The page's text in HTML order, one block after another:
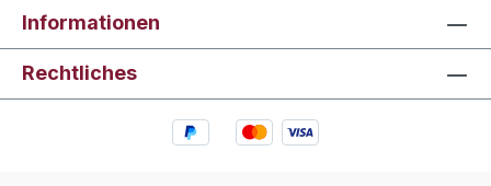
Informationen
Rechtliches